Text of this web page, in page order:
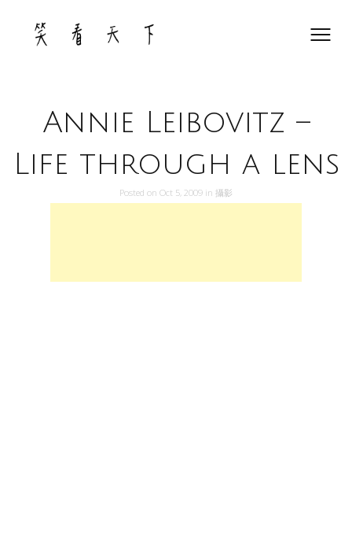
content
Annie Leibovitz –
Life through a lens
Posted on Oct 5, 2009 in 攝影